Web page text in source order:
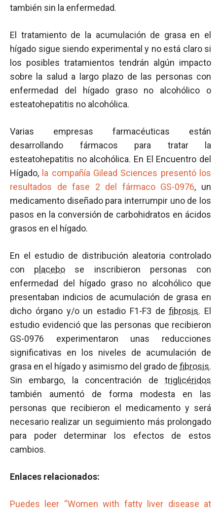
también sin la enfermedad.
El tratamiento de la acumulación de grasa en el
hígado sigue siendo experimental y no está claro si
los posibles tratamientos tendrán algún impacto
sobre la salud a largo plazo de las personas con
enfermedad del hígado graso no alcohólico o
esteatohepatitis no alcohólica.
Varias empresas farmacéuticas están
desarrollando fármacos para tratar la
esteatohepatitis no alcohólica. En El Encuentro del
Hígado, la compañía Gilead Sciences presentó los
resultados de fase 2 del fármaco GS-0976, un
medicamento diseñado para interrumpir uno de los
pasos en la conversión de carbohidratos en ácidos
grasos en el hígado.
En el estudio de distribución aleatoria controlado
con placebo se inscribieron personas con
enfermedad del hígado graso no alcohólico que
presentaban indicios de acumulación de grasa en
dicho órgano y/o un estadio F1-F3 defibrosis. El
estudio evidenció que las personas que recibieron
GS-0976 experimentaron unas reducciones
significativas en los niveles de acumulación de
grasa en el hígado y asimismo del grado de fibrosis.
Sin embargo, la concentración de triglicéridos
también aumentó de forma modesta en las
personas que recibieron el medicamento y será
necesario realizar un seguimiento más prolongado
para poder determinar los efectos de estos
cambios.
Enlaces relacionados:
Puedes leer “Women with fatty liver disease at